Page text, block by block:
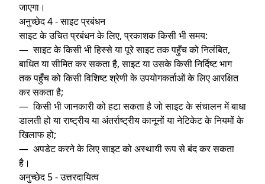
जाएगा।
अनुच्छेद 4 - साइट प्रबंधन
साइट के उचित प्रबंधन के लिए, प्रकाशक किसी भी समय:
— साइट के किसी भी हिस्से या पूरे साइट तक पहुँच को निलंबित,
बाधित या सीमित कर सकता है, साइट या उसके किसी निर्दिष्ट भाग
तक पहुँच को किसी विशिष्ट श्रेणी के उपयोगकर्ताओं के लिए आरक्षित
कर सकता है;
— किसी भी जानकारी को हटा सकता है जो साइट के संचालन में बाधा
डालती हो या राष्ट्रीय या अंतर्राष्ट्रीय कानूनों या नेटिकेट के नियमों के
खिलाफ हो;
— अपडेट करने के लिए साइट को अस्थायी रूप से बंद कर सकता
है।
अनुच्छेद 5 - उत्तरदायित्व